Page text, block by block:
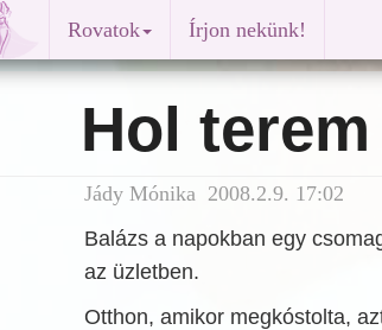
Rovatok Írjon nekünk!
Hol
Jády Mónika 2008.2.9. 17:02
Balázs a napokban egy
az üzletben.
Otthon, amikor megkóstolta,